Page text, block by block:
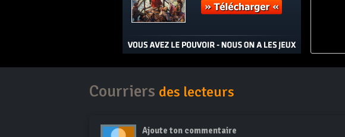
Courriers des lecteurs
Ajoute ton commentaire